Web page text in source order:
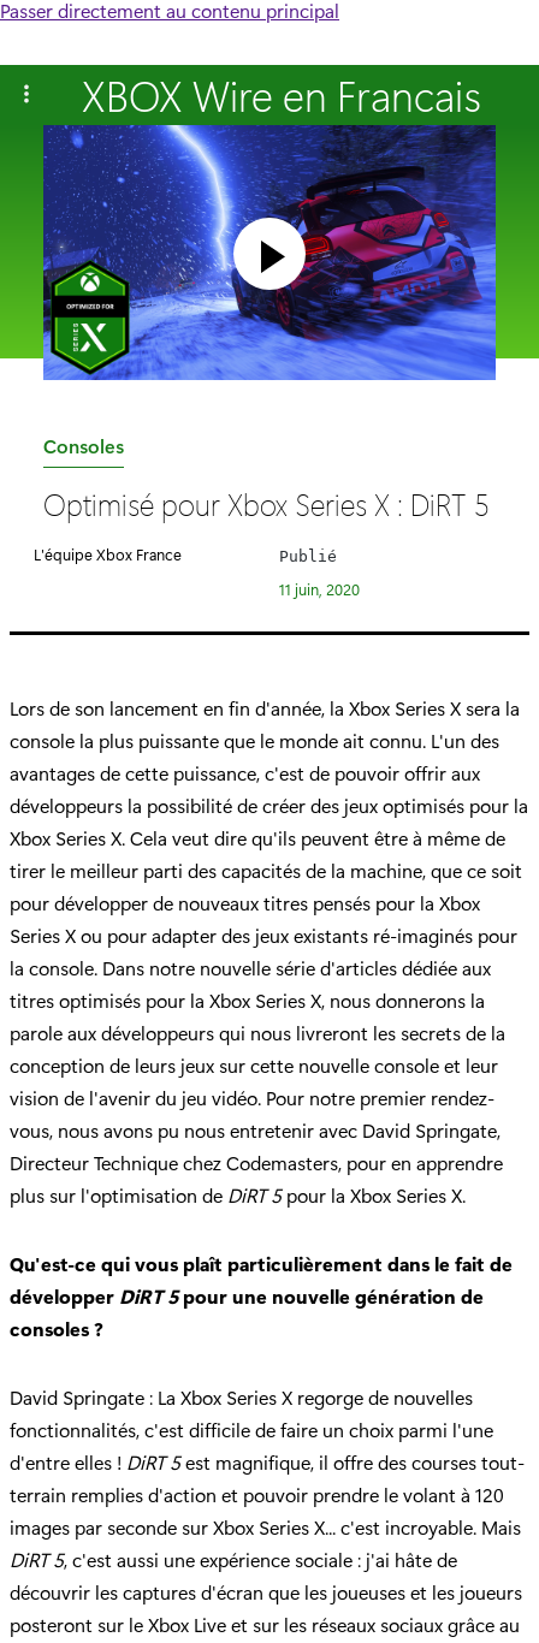
Passer directement au contenu principal
XBOX Wire en Francais
C
t
é
r
e
:
Consoles
Optimisé pour Xbox Series X : DiRT 5
L'équipe Xbox France Publié
11 juin, 2020
Lors de son lancement en fin d'année, la Xbox Series X sera la
console la plus puissante que le monde ait connu. L'un des
avantages de cette puissance, c'est de pouvoir offrir aux
développeurs la possibilité de créer des jeux optimisés pour la
Xbox Series X. Cela veut dire qu'ils peuvent être à même de
tirer le meilleur parti des capacités de la machine, que ce soit
pour développer de nouveaux titres pensés pour la Xbox
Series X ou pour adapter des jeux existants ré-imaginés pour
la console. Dans notre nouvelle série d'articles dédiée aux
titres optimisés pour la Xbox Series X, nous donnerons la
parole aux développeurs qui nous livreront les secrets de la
conception de leurs jeux sur cette nouvelle console et leur
vision de l'avenir du jeu vidéo. Pour notre premier rendez-
vous, nous avons pu nous entretenir avec David Springate,
Directeur Technique chez Codemasters, pour en apprendre
plus sur l'optimisation de DiRT 5pour la Xbox Series X.
Qu'est-ce qui vous plaît particulièrement dans le fait de
développer DiRT 5pour une nouvelle génération de
consoles ?
David Springate : La Xbox Series X regorge de nouvelles
fonctionnalités, c'est difficile de faire un choix parmi l'une
d'entre elles ! DiRT 5est magnifique, il offre des courses tout-
terrain remplies d'action et pouvoir prendre le volant à 120
images par seconde sur Xbox Series X... c'est incroyable. Mais
DiRT 5, c'est aussi une expérience sociale : j'ai hâte de
découvrir les captures d'écran que les joueuses et les joueurs
posteront sur le Xbox Live et sur les réseaux sociaux grâce au